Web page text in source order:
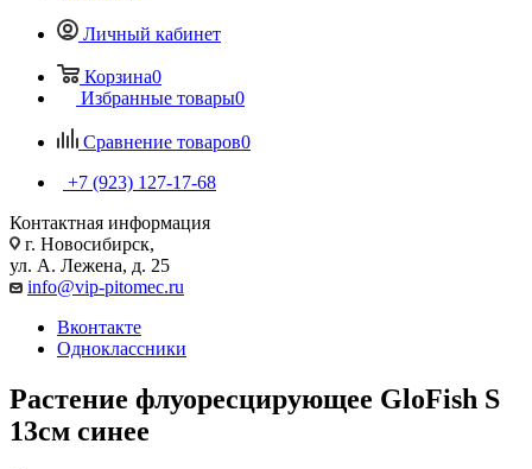
Личный кабинет
Корзина0
Избранные товары0
Сравнение товаров0
+7 (923) 127-17-68
Контактная информация
г. Новосибирск,
ул. А. Лежена, д. 25
info@vip-pitomec.ru
Вконтакте
Одноклассники
Растение флуоресцирующее GloFish S
13см синее